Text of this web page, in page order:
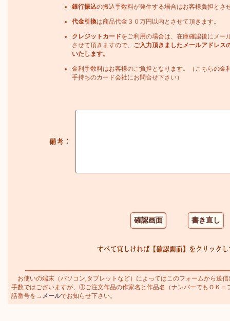
銀行振込の振込手数料が発生する場合はお客様負担とさ
代金引換は商品代金３０万円以内とさせて頂きます。
クレジットカードをご利用の場合は、在庫確認後にメー
させて頂きますので、
ご入力頂きましたメールアドレス
いたします。
金利手数料はお客様のご負担となります。（こちらの金
手持ちのカード会社にお問合せ下さい）
お使いの端末（パソコン,タブレットなど）によってはこのフォームから送
手数ではございますが、①ご注文作品の作家名と作品名（ナンバーでもＯＫ
話番号を→ メールでお知らせ下さい。